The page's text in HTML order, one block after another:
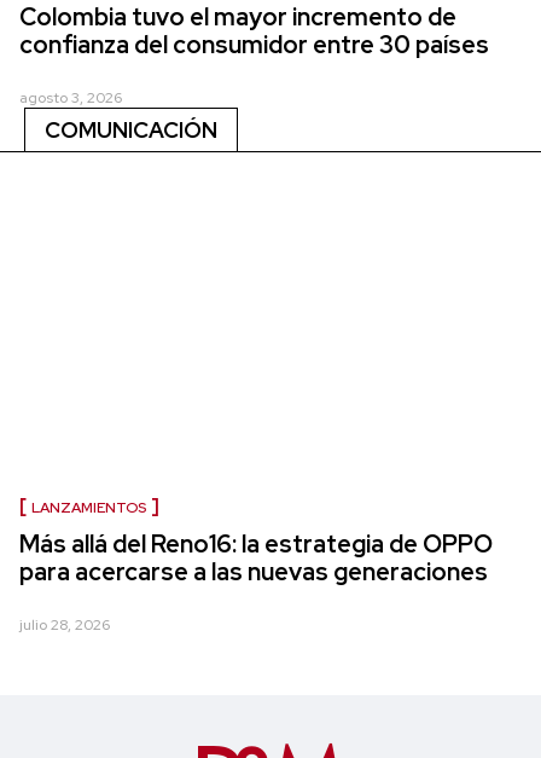
Colombia tuvo el mayor incremento de
confianza del consumidor entre 30 países
agosto 3, 2026
COMUNICACIÓN
LANZAMIENTOS
Más allá del Reno16: la estrategia de OPPO
para acercarse a las nuevas generaciones
julio 28, 2026